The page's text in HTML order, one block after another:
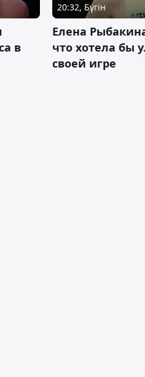
в
20:32, Бүгін
Елена
что хотела бы
своей игре